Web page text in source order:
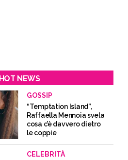
HOT NEWS
GOSSIP
“Temptation Island”,
Raffaella Mennoia svela
cosa c’è davvero dietro
le coppie
CELEBRITÀ